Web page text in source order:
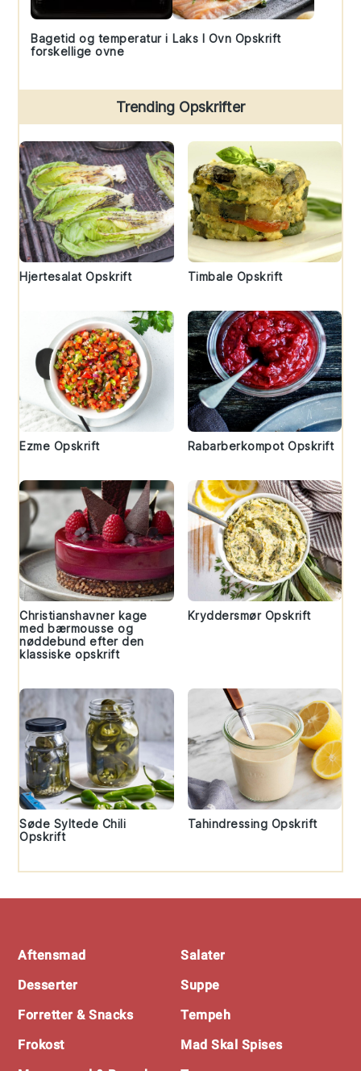
Bagetid og temperatur i
forskellige ovne
Laks I Ovn Opskrift
Trending Opskrifter
Hjertesalat Opskrift Timbale Opskrift
Ezme Opskrift Rabarberkompot Opskrift
Christianshavner kage
med bærmousse og
nøddebund efter den
klassiske opskrift
Kryddersmør Opskrift
Søde Syltede Chili
Opskrift
Tahindressing Opskrift
Aftensmad
Desserter
Forretter & Snacks
Frokost
Salater
Suppe
Tempeh
Mad Skal Spises